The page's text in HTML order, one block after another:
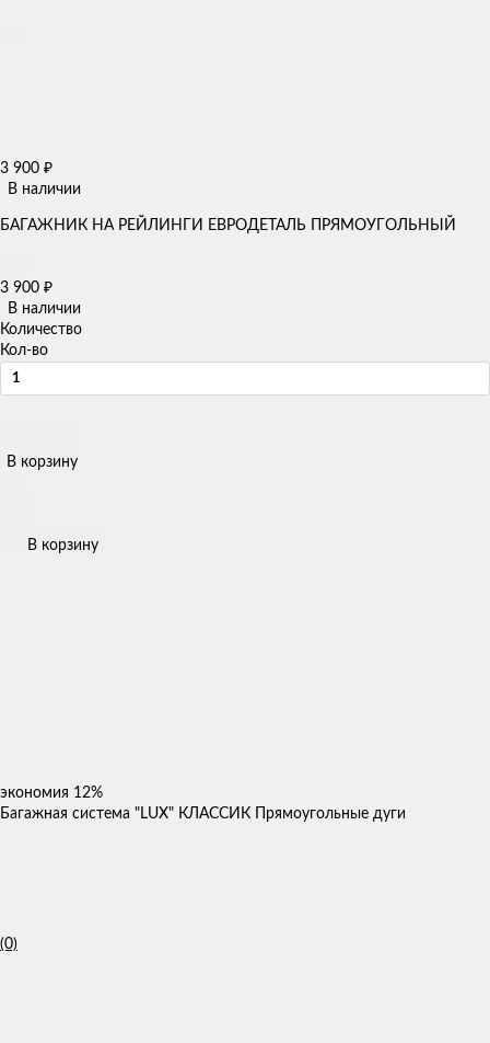
3 900 ₽
В наличии
БАГАЖНИК НА РЕЙЛИНГИ ЕВРОДЕТАЛЬ ПРЯМОУГОЛЬНЫЙ
3 900 ₽
В наличии
Количество
Кол-во
В корзину
В корзину
экономия 12%
Багажная система "LUX" КЛАССИК Прямоугольные дуги
(0)